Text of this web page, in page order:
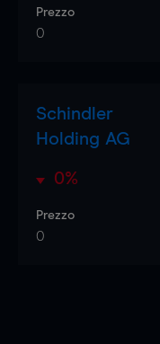
Prezzo
0
Schindler
Holding AG
0%
Prezzo
0